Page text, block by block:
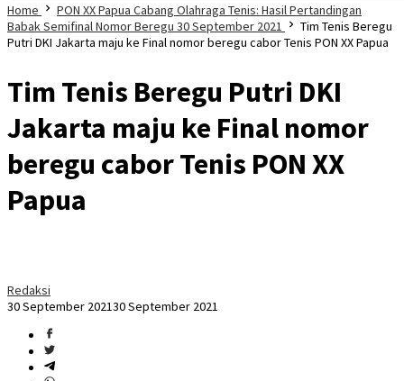
Home
PON XX Papua Cabang Olahraga Tenis: Hasil Pertandingan
Babak Semifinal Nomor Beregu 30 September 2021
Tim Tenis Beregu
Putri DKI Jakarta maju ke Final nomor beregu cabor Tenis PON XX Papua
Tim Tenis Beregu Putri DKI
Jakarta maju ke Final nomor
beregu cabor Tenis PON XX
Papua
Redaksi
30 September 202130 September 2021